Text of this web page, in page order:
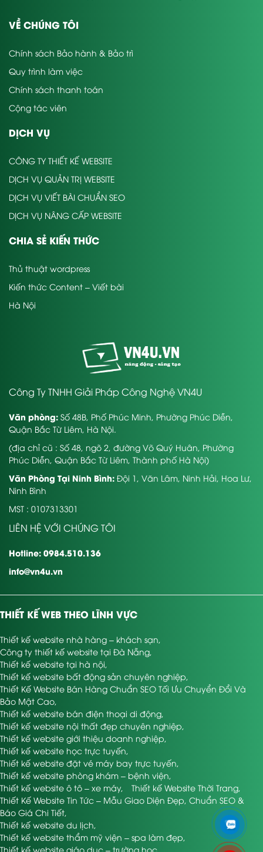
VỀ CHÚNG TÔI
Chính sách Bảo hành & Bảo trì
Quy trình làm việc
Chính sách thanh toán
Cộng tác viên
DỊCH VỤ
CÔNG TY THIẾT KẾ WEBSITE
DỊCH VỤ QUẢN TRỊ WEBSITE
DỊCH VỤ VIẾT BÀI CHUẨN SEO
DỊCH VỤ NÂNG CẤP WEBSITE
CHIA SẺ KIẾN THỨC
Thủ thuật wordpress
Kiến thức Content – Viết bài
Hà Nội
Công Ty TNHH Giải Pháp Công Nghệ VN4U
Văn phòng: Số 48B, Phố Phúc Minh, Phường Phúc Diễn,
Quận Bắc Từ Liêm, Hà Nội.
(địa chỉ cũ : Số 48, ngõ 2, đường Võ Quý Huân, Phường
Phúc Diễn, Quận Bắc Từ Liêm, Thành phố Hà Nội)
Văn Phòng Tại Ninh Bình: Đội 1, Văn Lâm, Ninh Hải, Hoa Lư,
Ninh Bình
MST : 0107313301
LIÊN HỆ VỚI CHÚNG TÔI
Hotline: 0984.510.136
info@vn4u.vn
THIẾT KẾ WEB THEO LĨNH VỰC
Thiết kế website nhà hàng – khách sạn,
Công ty thiết kế website tại Đà Nẵng,
Thiết kế website tại hà nội,
Thiết kế website bất động sản chuyên nghiệp,
Thiết Kế Website Bán Hàng Chuẩn SEO Tối Ưu Chuyển Đổi Và
Bảo Mật Cao,
Thiết kế website bán điện thoại di động,
Thiết kế website nội thất đẹp chuyên nghiệp,
Thiết kế website giới thiệu doanh nghiệp,
Thiết kế website học trực tuyến,
Thiết kế website đặt vé máy bay trực tuyến,
Thiết kế website phòng khám – bệnh viện,
Thiết kế website ô tô – xe máy, Thiết kế Website Thời Trang,
Thiết Kế Website Tin Tức – Mẫu Giao Diện Đẹp, Chuẩn SEO &
Báo Giá Chi Tiết,
Thiết kế website du lịch,
Thiết kế website thẩm mỹ viện – spa làm đẹp,
Thiết kế website giáo dục – trường học